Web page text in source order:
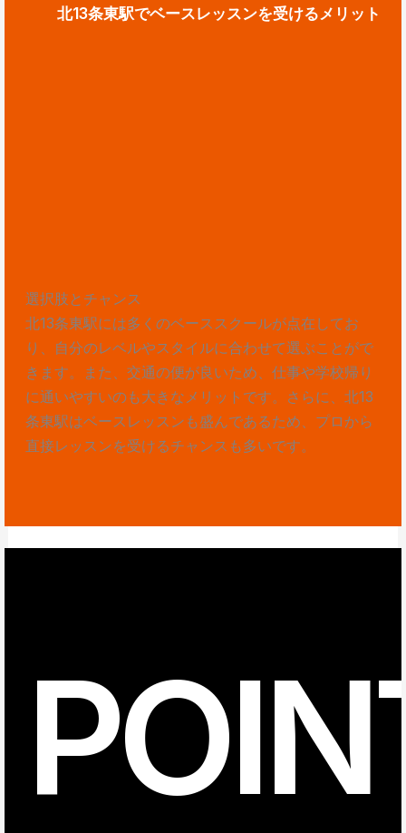
北13条東駅でベースレッスンを受けるメリット
選択肢とチャンス
北13条東駅には多くのベーススクールが点在してお
り、自分のレベルやスタイルに合わせて選ぶことがで
きます。また、交通の便が良いため、仕事や学校帰り
に通いやすいのも大きなメリットです。さらに、北13
条東駅はベースレッスンも盛んであるため、プロから
直接レッスンを受けるチャンスも多いです。